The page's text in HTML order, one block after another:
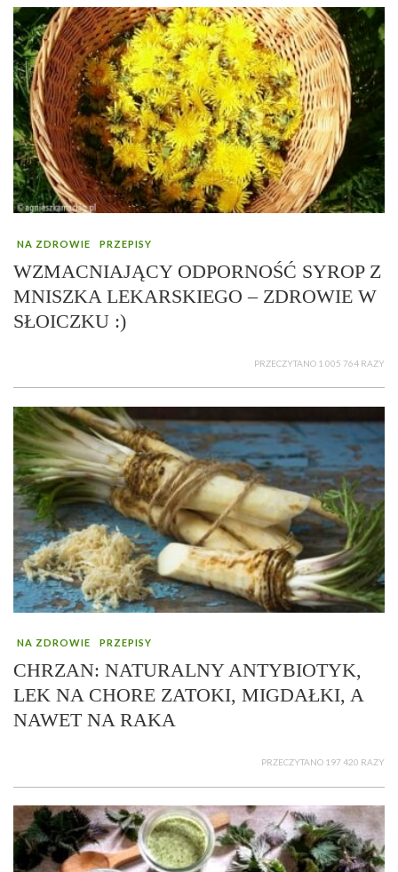
NA ZDROWIE PRZEPISY
WZMACNIAJĄCY ODPORNOŚĆ SYROP Z
MNISZKA LEKARSKIEGO – ZDROWIE W
SŁOICZKU :)
PRZECZYTANO 1 005 764 RAZY
NA ZDROWIE PRZEPISY
CHRZAN: NATURALNY ANTYBIOTYK,
LEK NA CHORE ZATOKI, MIGDAŁKI, A
NAWET NA RAKA
PRZECZYTANO 197 420 RAZY